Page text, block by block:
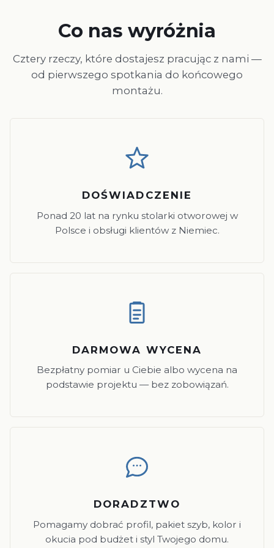
Co nas wyróżnia
Cztery rzeczy, które dostajesz pracując z nami —
od pierwszego spotkania do końcowego
montażu.
DOŚWIADCZENIE
Ponad 20 lat na rynku stolarki otworowej w
Polsce i obsługi klientów z Niemiec.
DARMOWA WYCENA
Bezpłatny pomiar u Ciebie albo wycena na
podstawie projektu — bez zobowiązań.
DORADZTWO
Pomagamy dobrać profil, pakiet szyb, kolor i
okucia pod budżet i styl Twojego domu.